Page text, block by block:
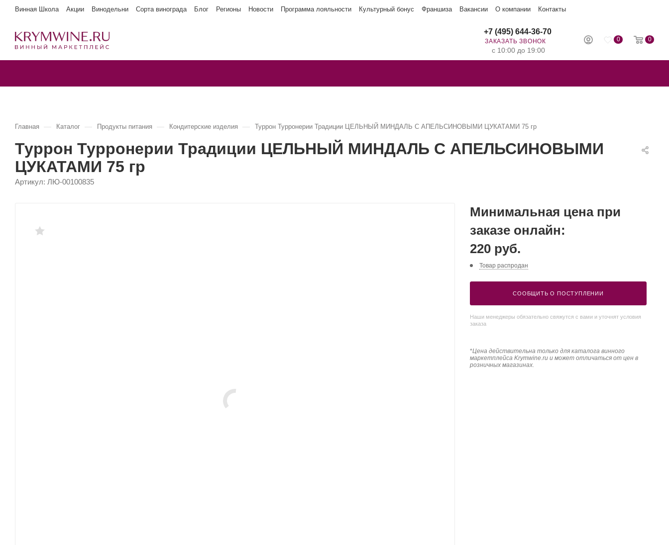
Винная Школа Акции Винодельни Сорта винограда Блог Регионы Новости Программа лояльности Культурный бонус Франшиза Вакансии О компании Контакты
0 0
+7 (495) 644-36-70
ЗАКАЗАТЬ ЗВОНОК
с 10:00 до 19:00
Главная — Каталог — Продукты питания — Кондитерские изделия — Туррон Турронерии Традиции ЦЕЛЬНЫЙ МИНДАЛЬ С АПЕЛЬСИНОВЫМИ ЦУКАТАМИ 75 гр
Туррон Турронерии Традиции ЦЕЛЬНЫЙ МИНДАЛЬ С АПЕЛЬСИНОВЫМИ
ЦУКАТАМИ 75 гр
Артикул: ЛЮ-00100835
Минимальная цена при
заказе онлайн:
220 руб.
Товар распродан
СООБЩИТЬ О ПОСТУПЛЕНИИ
Наши менеджеры обязательно свяжутся с вами и уточнят условия
заказа
*Цена действительна только для каталога винного
маркетплейса Krymwine.ru и может отличаться от цен в
розничных магазинах.